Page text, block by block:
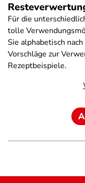
Für die
tolle
Sie alphabetisch
Vorschläge zur
Rezeptbeispiele.